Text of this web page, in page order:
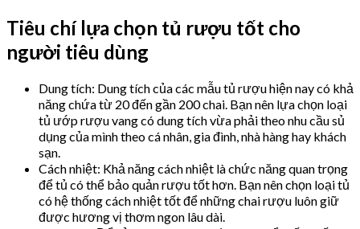
Tiêu chí lựa chọn tủ rượu tốt cho
người tiêu dùng
Dung tích: Dung tích của các mẫu tủ rượu hiện nay có khả
năng chứa từ 20 đến gần 200 chai. Bạn nên lựa chọn loại
tủ ướp rượu vang có dung tích vừa phải theo nhu cầu sủ
dụng của mình theo cá nhân, gia đình, nhà hàng hay khách
sạn.
Cách nhiệt: Khả năng cách nhiệt là chức năng quan trọng
để tủ có thể bảo quản rượu tốt hơn. Bạn nên chọn loại tủ
có hệ thống cách nhiệt tốt để những chai rượu luôn giữ
được hương vị thơm ngon lâu dài.